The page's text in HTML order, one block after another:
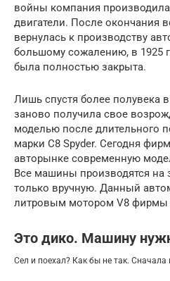
войны компания
двигатели. После окончания
вернулась к производству
большому сожалению, в 1925
была полностью закрыта.
Лишь спустя более полувека
заново получила свое
моделью после длительного
марки C8 Spyder. Сегодня
авторынке современную
Все машины производятся на
только вручную. Данный
литровым мотором V8 фирмы
Это дико. Машину
Cел и поехал? Как бы не так.